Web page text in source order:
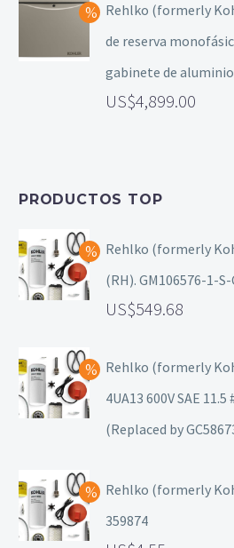
Rehlko (formerly
de reserva
gabinete de aluminio
4,899.00
PRODUCTOS TOP
Rehlko (formerly
(RH). GM106576-1-S-
549.68
Rehlko (formerly
4UA13 600V SAE 11.5
(Replaced by
Rehlko (formerly
359874